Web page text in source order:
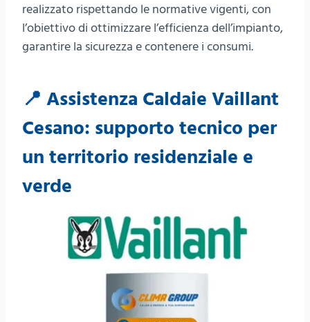
realizzato rispettando le normative vigenti, con
l’obiettivo di ottimizzare l’efficienza dell’impianto,
garantire la sicurezza e contenere i consumi.
📍 Assistenza Caldaie Vaillant
Cesano: supporto tecnico per
un territorio residenziale e
verde